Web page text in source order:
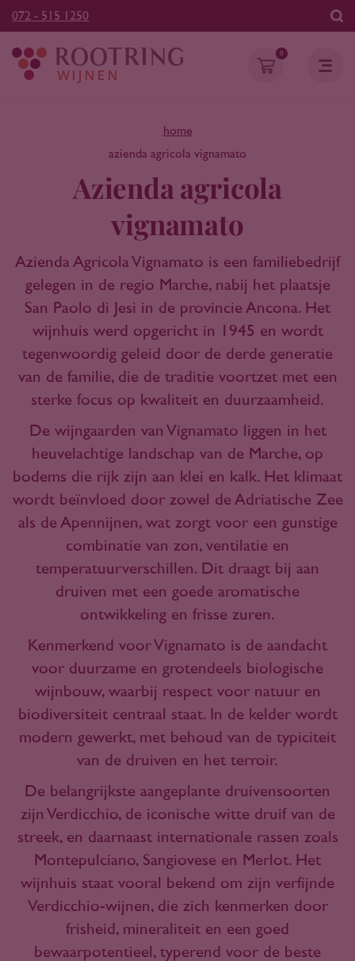
072 - 515 1250
0
home
azienda agricola vignamato
Azienda agricola
vignamato
Azienda Agricola Vignamato is een familiebedrijf
gelegen in de regio Marche, nabij het plaatsje
San Paolo di Jesi in de provincie Ancona. Het
wijnhuis werd opgericht in 1945 en wordt
tegenwoordig geleid door de derde generatie
van de familie, die de traditie voortzet met een
sterke focus op kwaliteit en duurzaamheid.
De wijngaarden van Vignamato liggen in het
heuvelachtige landschap van de Marche, op
bodems die rijk zijn aan klei en kalk. Het klimaat
wordt beïnvloed door zowel de Adriatische Zee
als de Apennijnen, wat zorgt voor een gunstige
combinatie van zon, ventilatie en
temperatuurverschillen. Dit draagt bij aan
druiven met een goede aromatische
ontwikkeling en frisse zuren.
Kenmerkend voor Vignamato is de aandacht
voor duurzame en grotendeels biologische
wijnbouw, waarbij respect voor natuur en
biodiversiteit centraal staat. In de kelder wordt
modern gewerkt, met behoud van de typiciteit
van de druiven en het terroir.
De belangrijkste aangeplante druivensoorten
zijn Verdicchio, de iconische witte druif van de
streek, en daarnaast internationale rassen zoals
Montepulciano, Sangiovese en Merlot. Het
wijnhuis staat vooral bekend om zijn verfijnde
Verdicchio-wijnen, die zich kenmerken door
frisheid, mineraliteit en een goed
bewaarpotentieel, typerend voor de beste